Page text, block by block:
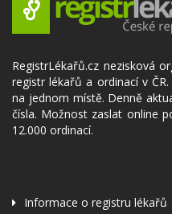
RegistrLékařů.cz nezisková
registr lékařů a ordinací v
na jednom místě. Denně
čísla. Možnost zaslat online
12.000 ordinací.
Informace o registru lékařů